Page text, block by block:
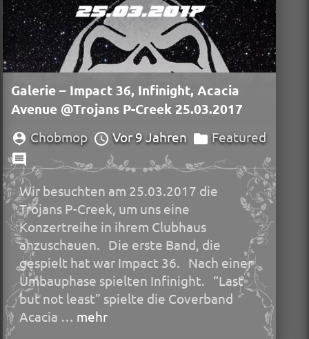
Galerie – Impact 36, Infinight, Acacia
Avenue @Trojans P-Creek 25.03.2017
Chobmop Vor 9 Jahren Featured
Wir besuchten am 25.03.2017 die
Trojans P-Creek, um uns eine
Konzertreihe in ihrem Clubhaus
anzuschauen. Die erste Band, die
gespielt hat war Impact 36. Nach einer
Umbauphase spielten Infinight. “Last
but not least” spielte die Coverband
Acacia … mehr